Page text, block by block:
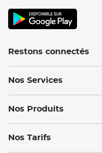
Restons connectés
Nos Services
Nos Produits
Nos Tarifs